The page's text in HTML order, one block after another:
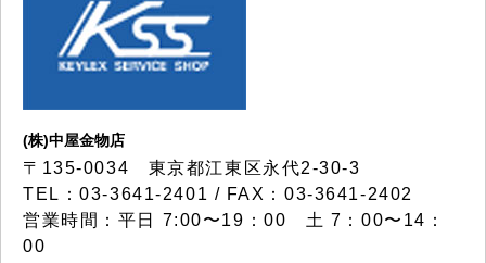
(株)中屋金物店
〒135-0034 東京都江東区永代2-30-3
TEL：03-3641-2401 / FAX：03-3641-2402
営業時間：平日 7:00〜19：00 土 7：00〜14：
00